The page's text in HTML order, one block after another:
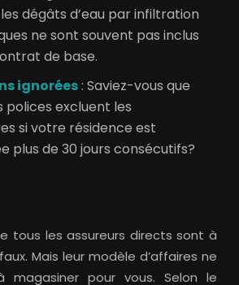
dégâts d’eau par infiltration
ne sont souvent pas inclus
de base.
ignorées: Saviez-vous que
polices excluent les
si votre résidence est
plus de 30 jours consécutifs?
tous les assureurs directs sont à
Mais leur modèle d’affaires ne
pour vous. Selon le